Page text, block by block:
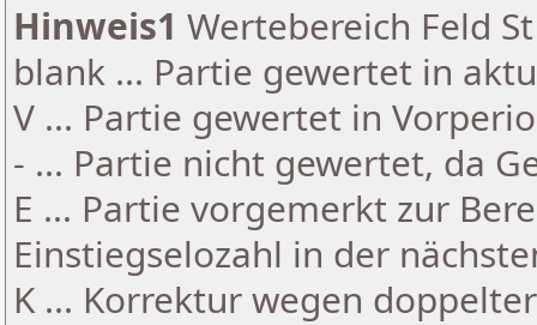
Hinweis1 Wertebereich Feld
blank ... Partie gewertet in
V ... Partie gewertet in
- ... Partie nicht gewertet, da
E ... Partie vorgemerkt zur
Einstiegselozahl in der
K ... Korrektur wegen